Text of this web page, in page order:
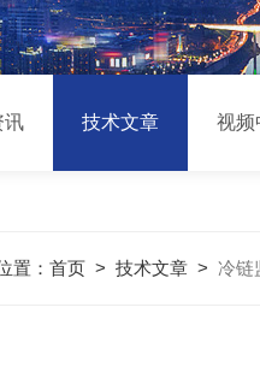
讯 技术文章 视频
置： 首页> 技术文章> 冷链